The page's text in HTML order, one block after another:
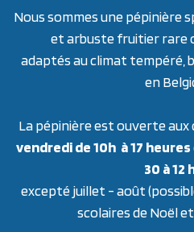
Nous sommes une pépinière
et arbuste fruitier rare
adaptés au climat tempéré,
en
La pépinière est ouverte
vendredi de 10h à 17 heures
30 à 12
excepté juillet - août
scolaires de Noël